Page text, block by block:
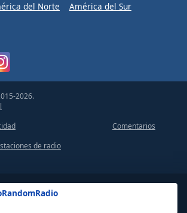
del Norte
América del Sur
2026.
Comentarios
de radio